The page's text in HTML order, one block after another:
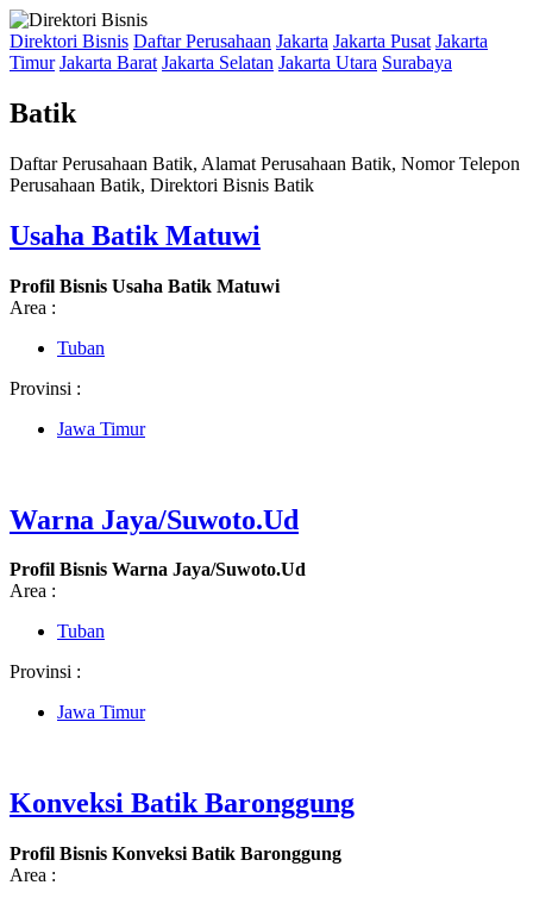
Direktori Bisnis Daftar Perusahaan Jakarta Jakarta Pusat Jakarta
Timur Jakarta Barat Jakarta Selatan Jakarta Utara Surabaya
Batik
Daftar Perusahaan Batik, Alamat Perusahaan Batik, Nomor Telepon
Perusahaan Batik, Direktori Bisnis Batik
Usaha Batik Matuwi
Profil Bisnis Usaha Batik Matuwi
Area :
Tuban
Provinsi :
Jawa Timur
Warna Jaya/Suwoto.Ud
Profil Bisnis Warna Jaya/Suwoto.Ud
Area :
Tuban
Provinsi :
Jawa Timur
Konveksi Batik Baronggung
Profil Bisnis Konveksi Batik Baronggung
Area :